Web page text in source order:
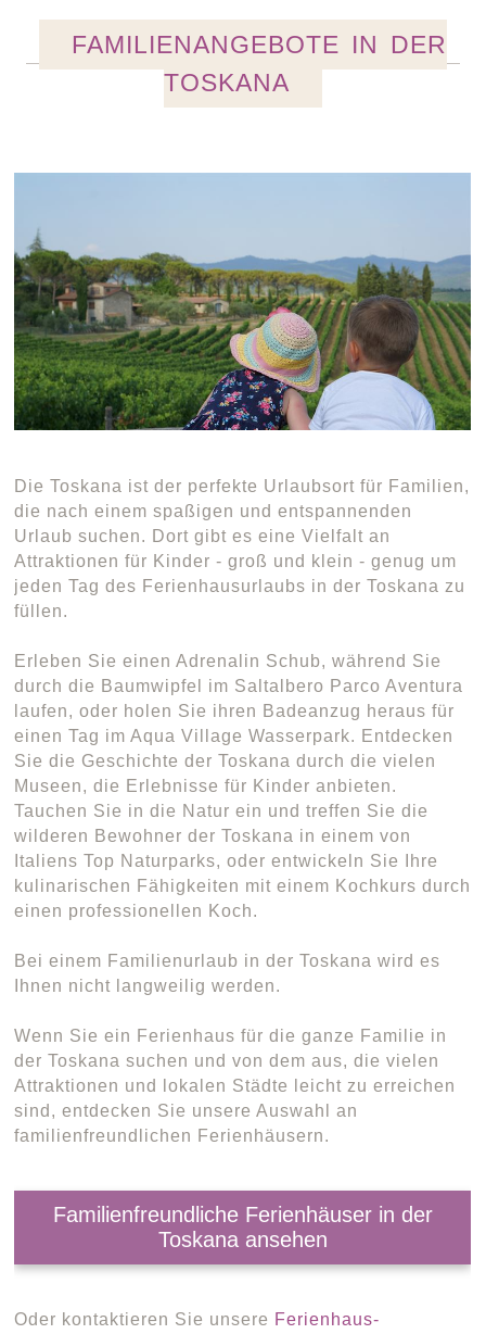
FAMILIENANGEBOTE IN DER
TOSKANA
Die Toskana ist der perfekte Urlaubsort für Familien,
die nach einem spaßigen und entspannenden
Urlaub suchen. Dort gibt es eine Vielfalt an
Attraktionen für Kinder - groß und klein - genug um
jeden Tag des Ferienhausurlaubs in der Toskana zu
füllen.
Erleben Sie einen Adrenalin Schub, während Sie
durch die Baumwipfel im Saltalbero Parco Aventura
laufen, oder holen Sie ihren Badeanzug heraus für
einen Tag im Aqua Village Wasserpark. Entdecken
Sie die Geschichte der Toskana durch die vielen
Museen, die Erlebnisse für Kinder anbieten.
Tauchen Sie in die Natur ein und treffen Sie die
wilderen Bewohner der Toskana in einem von
Italiens Top Naturparks, oder entwickeln Sie Ihre
kulinarischen Fähigkeiten mit einem Kochkurs durch
einen professionellen Koch.
Bei einem Familienurlaub in der Toskana wird es
Ihnen nicht langweilig werden.
Wenn Sie ein Ferienhaus für die ganze Familie in
der Toskana suchen und von dem aus, die vielen
Attraktionen und lokalen Städte leicht zu erreichen
sind, entdecken Sie unsere Auswahl an
familienfreundlichen Ferienhäusern.
Familienfreundliche Ferienhäuser in der
Toskana ansehen
Oder kontaktieren Sie unsere Ferienhaus-